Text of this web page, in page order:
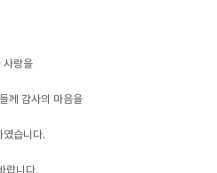
사랑을
께 감사의 마음을
였습니다.